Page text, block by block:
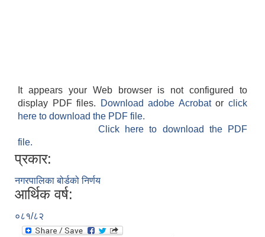
It appears your Web browser is not configured to
display PDF files.
Download adobe Acrobatorclick
here to download the PDF file.
Click here to download the PDF
file.
प्रकार:
नगरपालिका बोर्डको निर्णय
आर्थिक वर्ष:
०८१/८२